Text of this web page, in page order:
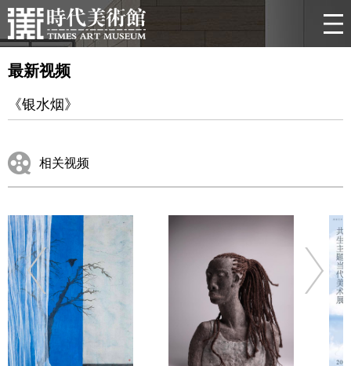
最新视频
《银水烟》
相关视频